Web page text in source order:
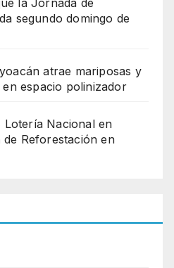
la Jornada de
segundo domingo de
atrae mariposas y
espacio polinizador
Lotería Nacional en
Reforestación en